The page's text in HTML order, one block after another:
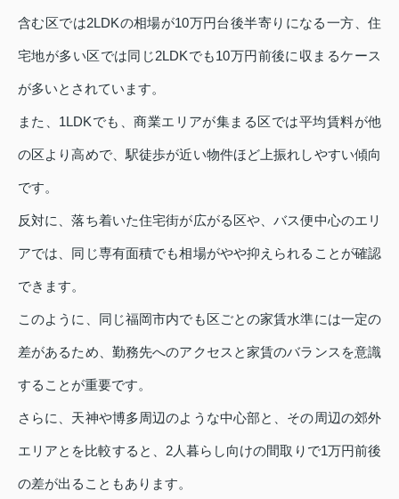
含む区では2LDKの相場が10万円台後半寄りになる一方、住
宅地が多い区では同じ2LDKでも10万円前後に収まるケース
が多いとされています。
また、1LDKでも、商業エリアが集まる区では平均賃料が他
の区より高めで、駅徒歩が近い物件ほど上振れしやすい傾向
です。
反対に、落ち着いた住宅街が広がる区や、バス便中心のエリ
アでは、同じ専有面積でも相場がやや抑えられることが確認
できます。
このように、同じ福岡市内でも区ごとの家賃水準には一定の
差があるため、勤務先へのアクセスと家賃のバランスを意識
することが重要です。
さらに、天神や博多周辺のような中心部と、その周辺の郊外
エリアとを比較すると、2人暮らし向けの間取りで1万円前後
の差が出ることもあります。